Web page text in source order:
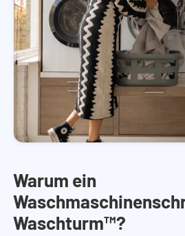
Warum ein
Waschturm™?